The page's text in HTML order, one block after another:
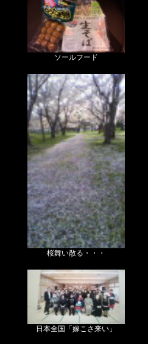
ソールフード
桜舞い散る・・・
日本全国「嫁こさ来い」